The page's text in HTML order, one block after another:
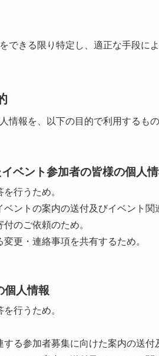
できる限り特定し、適正な手段に
情報を、以下の目的で利用するもの
ベント参加者の皆様の個人
行うため。
ントの案内の送付及びイベント関
のご依頼のため。
更・連絡事項を共有するため。
個人情報
行うため。
る参加者募集に向けた案内の送付